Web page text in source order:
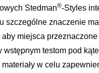
Stedman®-Styles
szczególne znaczenie
miejsca
testom pod
w celu